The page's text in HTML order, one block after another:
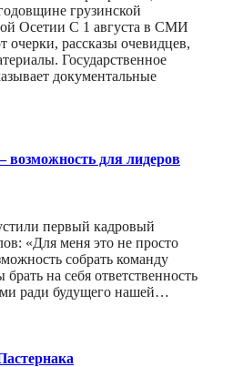
грузинской
Осетии С 1 августа в СМИ
очерки, рассказы очевидцев,
Государственное
документальные
возможность для лидеров
первый кадровый
«Для меня это не просто
собрать команду
на себя ответственность
ради будущего нашей…